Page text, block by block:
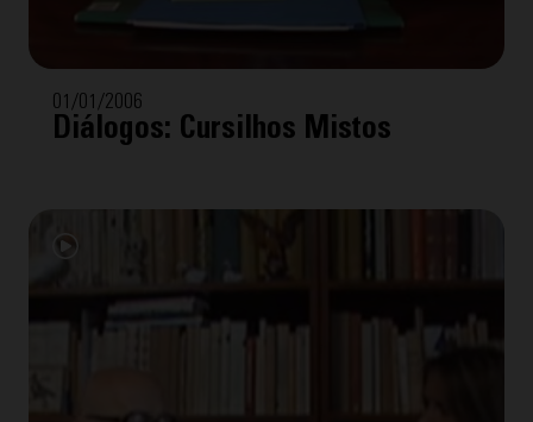
01/01/2006
Diálogos: Cursilhos Mistos